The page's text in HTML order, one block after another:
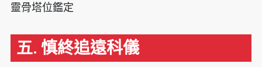
靈骨塔位鑑定
五. 慎終追遠科儀